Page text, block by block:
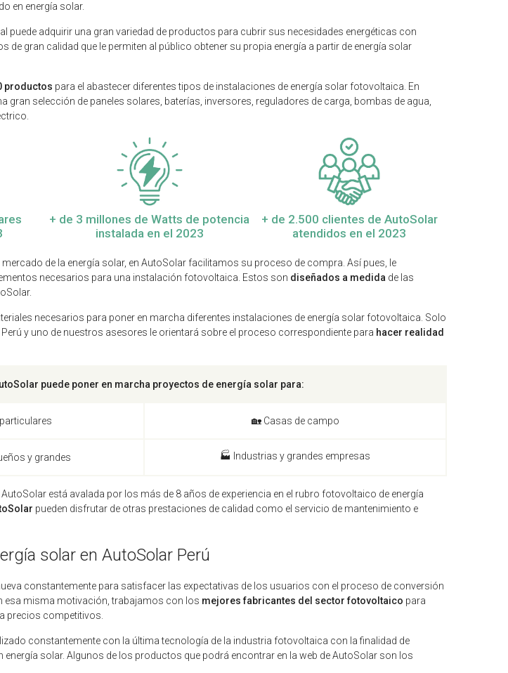
en energía solar.
puede adquirir una gran variedad de productos para cubrir sus necesidades energéticas con
de gran calidad que le permiten al público obtener su propia energía a partir de energía solar
productos para el abastecer diferentes tipos de instalaciones de energía solar fotovoltaica. En
gran selección de paneles solares, baterías, inversores, reguladores de carga, bombas de agua,
+ de 3 millones de Watts de potencia
instalada en el 2023
+ de 2.500 clientes de AutoSolar
atendidos en el 2023
de la energía solar, en AutoSolar facilitamos su proceso de compra. Así pues, le
necesarios para una instalación fotovoltaica. Estos son diseñados a medida de las
necesarios para poner en marcha diferentes instalaciones de energía solar fotovoltaica. Solo
y uno de nuestros asesores le orientará sobre el proceso correspondiente para hacer realidad
puede poner en marcha proyectos de energía solar para:
🏡 Casas de campo
y grandes 🏭 Industrias y grandes empresas
está avalada por los más de 8 años de experiencia en el rubro fotovoltaico de energía
pueden disfrutar de otras prestaciones de calidad como el servicio de mantenimiento e
solar en AutoSolar Perú
constantemente para satisfacer las expectativas de los usuarios con el proceso de conversión
esa misma motivación, trabajamos con los mejores fabricantes del sector fotovoltaico para
precios competitivos.
constantemente con la última tecnología de la industria fotovoltaica con la finalidad de
energía solar. Algunos de los productos que podrá encontrar en la web de AutoSolar son los